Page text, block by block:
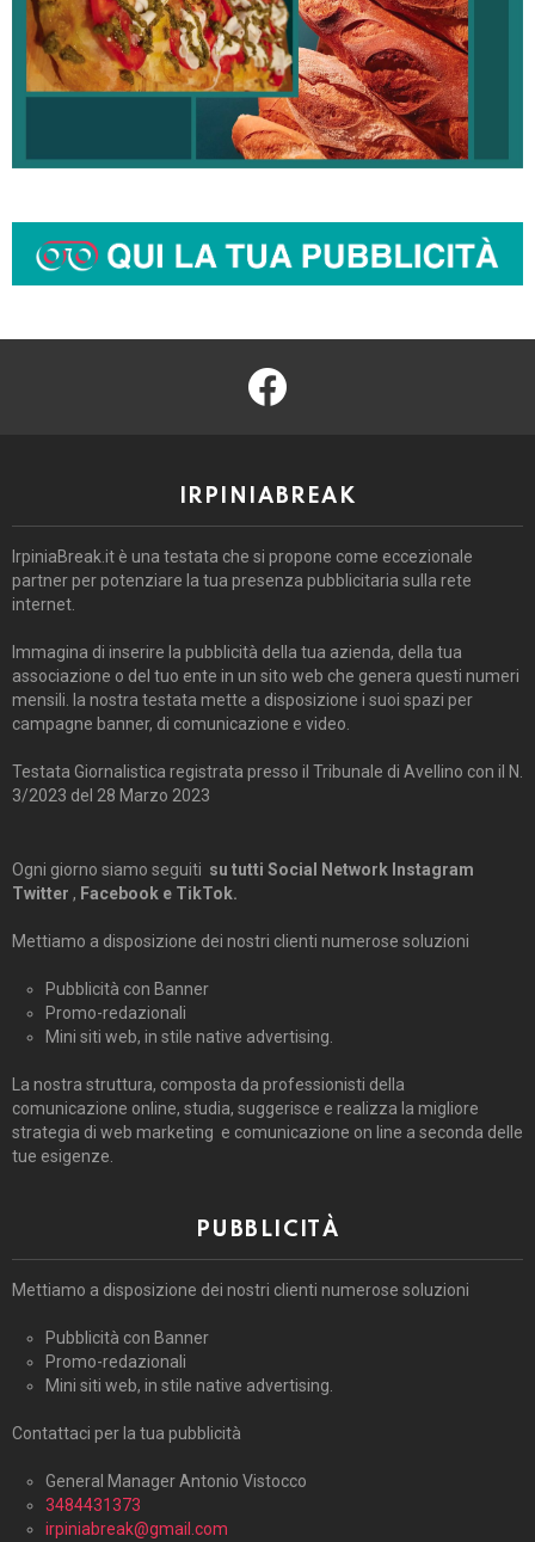
facebook
IRPINIABREAK
IrpiniaBreak.it è una testata che si propone come eccezionale
partner per potenziare la tua presenza pubblicitaria sulla rete
internet.
Immagina di inserire la pubblicità della tua azienda, della tua
associazione o del tuo ente in un sito web che genera questi numeri
mensili. la nostra testata mette a disposizione i suoi spazi per
campagne banner, di comunicazione e video.
Testata Giornalistica registrata presso il Tribunale di Avellino con il N.
3/2023 del 28 Marzo 2023
Ogni giorno siamo seguiti su tutti Social Network Instagram
Twitter , Facebook e TikTok.
Mettiamo a disposizione dei nostri clienti numerose soluzioni
Pubblicità con Banner
Promo-redazionali
Mini siti web, in stile native advertising.
La nostra struttura, composta da professionisti della
comunicazione online, studia, suggerisce e realizza la migliore
strategia di web marketing e comunicazione on line a seconda delle
tue esigenze.
PUBBLICITÀ
Mettiamo a disposizione dei nostri clienti numerose soluzioni
Pubblicità con Banner
Promo-redazionali
Mini siti web, in stile native advertising.
Contattaci per la tua pubblicità
General Manager Antonio Vistocco
3484431373
irpiniabreak@gmail.com